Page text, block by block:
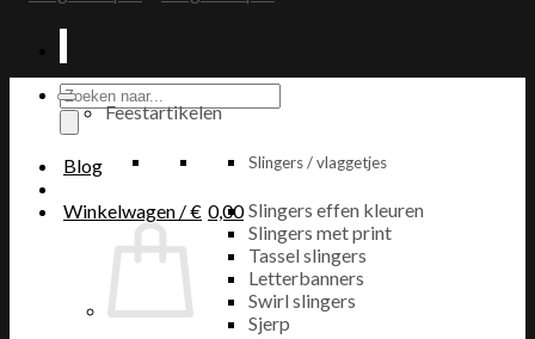
Producten
zoeken
Blog
Winkelwagen /€ 0,00
Feestartikelen
Slingers / vlaggetjes
Slingers effen kleuren
Slingers met print
Tassel slingers
Letterbanners
Swirl slingers
Sjerp